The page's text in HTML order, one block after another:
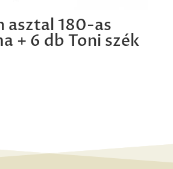
asztal 180-as
+ 6 db Toni szék